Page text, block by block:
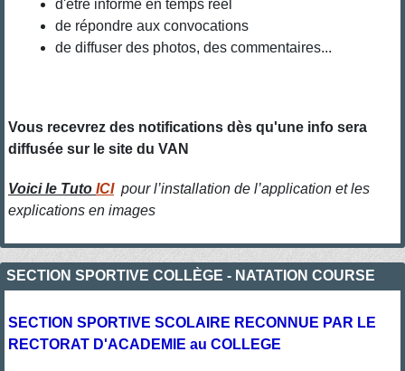
d'être informé en temps réel
de répondre aux convocations
de diffuser des photos, des commentaires...
Vous recevrez des notifications dès qu'une info sera
diffusée sur le site du VAN
Voici le Tuto ICI pour l’installation de l’application et les
explications en images
SECTION SPORTIVE COLLÈGE - NATATION COURSE
SECTION SPORTIVE SCOLAIRE RECONNUE PAR LE
RECTORAT D'ACADEMIE au COLLEGE